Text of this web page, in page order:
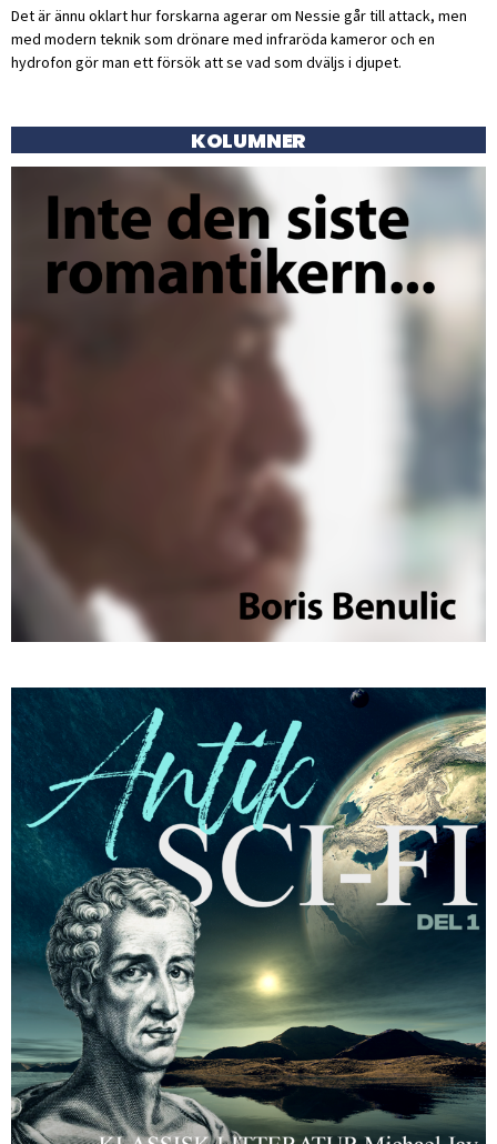
Det är ännu oklart hur forskarna agerar om Nessie går till attack, men
med modern teknik som drönare med infraröda kameror och en
hydrofon gör man ett försök att se vad som dväljs i djupet.
KOLUMNER